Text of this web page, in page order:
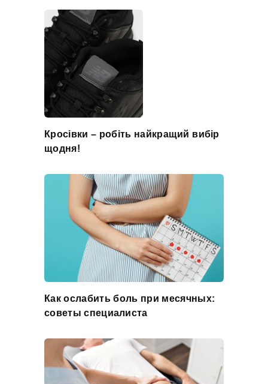
Кросівки – робіть найкращий вибір
щодня!
Как ослабить боль при месячных:
советы специалиста